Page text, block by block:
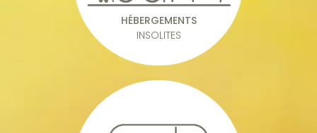
HÉBERGEMENTS
INSOLITES